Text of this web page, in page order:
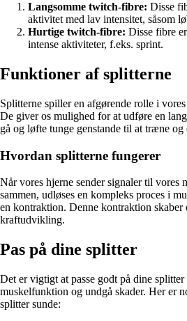
Langsomme twitch-fibre: Disse
aktivitet med lav intensitet, såsom
Hurtige twitch-fibre: Disse fibre
intense aktiviteter, f.eks. sprint.
Funktioner af splitterne
Splitterne spiller en afgørende rolle i
De giver os mulighed for at udføre en
gå og løfte tunge genstande til at træne og
Hvordan splitterne fungerer
Når vores hjerne sender signaler til vores
sammen, udløses en kompleks proces i
en kontraktion. Denne kontraktion skaber
kraftudvikling.
Pas på dine splitter
Det er vigtigt at passe godt på dine
muskelfunktion og undgå skader. Her er
splitter sunde: